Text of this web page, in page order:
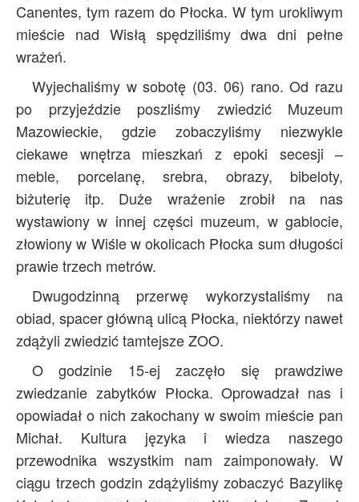
Zdjęcia
Dyrygenci
Archiwum
O nas
Statut TPChUW
Kontakt
Canentes, tym razem do Płocka. W tym urokliwym
mieście nad Wisłą spędziliśmy dwa dni pełne
wrażeń.
Wyjechaliśmy w sobotę (03. 06) rano. Od razu
po przyjeździe poszliśmy zwiedzić Muzeum
Mazowieckie, gdzie zobaczyliśmy niezwykle
ciekawe wnętrza mieszkań z epoki secesji –
meble, porcelanę, srebra, obrazy, bibeloty,
biżuterię itp. Duże wrażenie zrobił na nas
wystawiony w innej części muzeum, w gablocie,
złowiony w Wiśle w okolicach Płocka sum długości
prawie trzech metrów.
Dwugodzinną przerwę wykorzystaliśmy na
obiad, spacer główną ulicą Płocka, niektórzy nawet
zdążyli zwiedzić tamtejsze ZOO.
O godzinie 15-ej zaczęło się prawdziwe
zwiedzanie zabytków Płocka. Oprowadzał nas i
opowiadał o nich zakochany w swoim mieście pan
Michał. Kultura języka i wiedza naszego
przewodnika wszystkim nam zaimponowały. W
ciągu trzech godzin zdążyliśmy zobaczyć Bazylikę